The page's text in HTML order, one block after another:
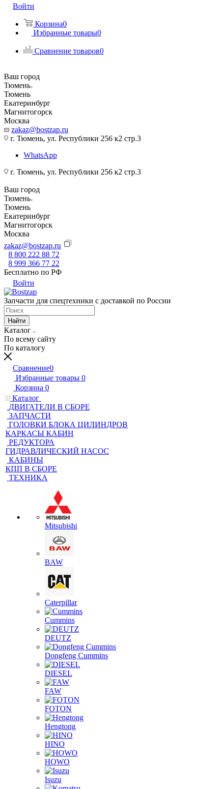
Войти
Корзина0
Избранные товары0
Сравнение товаров0
Ваш город
Тюмень
Тюмень
Екатеринбург
Магнитогорск
Москва
zakaz@bostzap.ru
г. Тюмень, ул. Республики 256 к2 стр.3
WhatsApp
г. Тюмень, ул. Республики 256 к2 стр.3
Ваш город
Тюмень
Тюмень
Екатеринбург
Магнитогорск
Москва
zakaz@bostzap.ru
8 800 222 88 72
8 999 366 77 22
Бесплатно по РФ
Войти
Запчасти для спецтехники с доставкой по России
Найти
Каталог
По всему сайту
По каталогу
Сравнение0
Избранные товары 0
Корзина 0
Каталог
ДВИГАТЕЛИ В СБОРЕ
ЗАПЧАСТИ
ГОЛОВКИ БЛОКА ЦИЛИНДРОВ
КАРКАСЫ КАБИН
РЕДУКТОРА
ГИДРАВЛИЧЕСКИЙ НАСОС
КАБИНЫ
КПП В СБОРЕ
ТЕХНИКА
Mitsubishi
BAW
Caterpillar
Cummins
DEUTZ
Dongfeng Cummins
DIESEL
FAW
FOTON
Hengtong
HINO
HOWO
Isuzu